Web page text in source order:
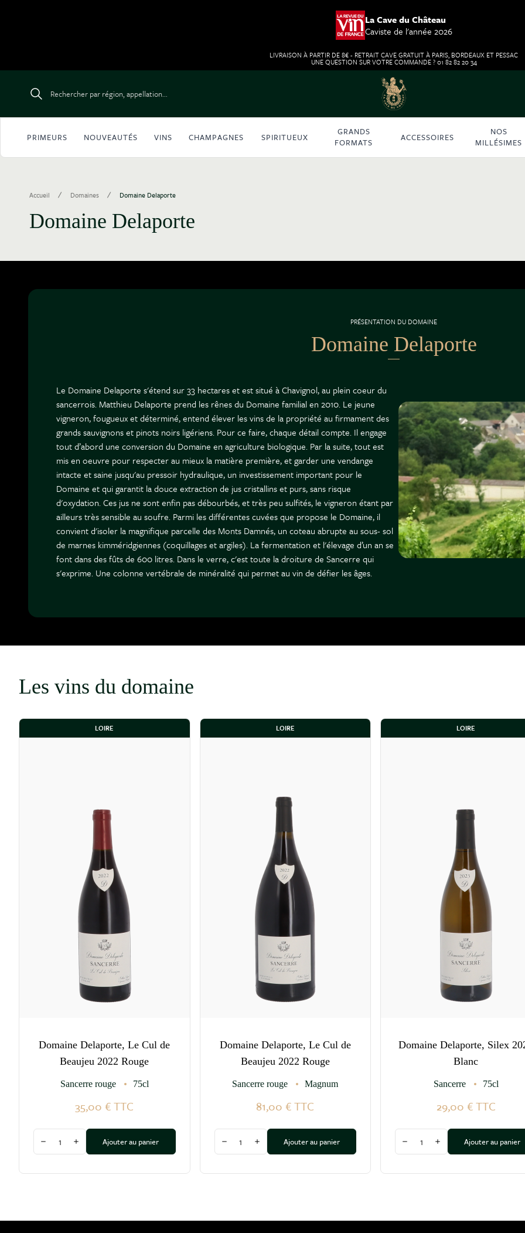
La Cave du Château
Caviste de l'année 2026
LIVRAISON À PARTIR DE 8€ - RETRAIT CAVE GRATUIT À PARIS, BORDEAUX ET PESSAC
UNE QUESTION SUR VOTRE COMMANDE ? 01 82 82 20 34
Rechercher par région, appellation...
PRIMEURS NOUVEAUTÉS VINS CHAMPAGNES SPIRITUEUX
GRANDS
FORMATS
ACCESSOIRES
NOS
MILLÉSIMES
Accueil / Domaines / Domaine Delaporte
Domaine Delaporte
PRÉSENTATION DU DOMAINE
Domaine Delaporte
Le Domaine Delaporte s'étend sur 33 hectares et est situé à Chavignol, au plein coeur du
sancerrois. Matthieu Delaporte prend les rênes du Domaine familial en 2010. Le jeune
vigneron, fougueux et déterminé, entend élever les vins de la propriété au firmament des
grands sauvignons et pinots noirs ligériens. Pour ce faire, chaque détail compte. Il engage
tout d’abord une conversion du Domaine en agriculture biologique. Par la suite, tout est
mis en oeuvre pour respecter au mieux la matière première, et garder une vendange
intacte et saine jusqu'au pressoir hydraulique, un investissement important pour le
Domaine et qui garantit la douce extraction de jus cristallins et purs, sans risque
d'oxydation. Ces jus ne sont enfin pas débourbés, et très peu sulfités, le vigneron étant par
ailleurs très sensible au soufre. Parmi les différentes cuvées que propose le Domaine, il
convient d'isoler la magnifique parcelle des Monts Damnés, un coteau abrupte au sous- sol
de marnes kimméridgiennes (coquillages et argiles). La fermentation et l'élevage d’un an se
font dans des fûts de 600 litres. Dans le verre, c'est toute la droiture de Sancerre qui
s'exprime. Une colonne vertébrale de minéralité qui permet au vin de défier les âges.
Les vins du domaine
LOIRE
Domaine Delaporte, Le Cul de
Beaujeu 2022 Rouge
Sancerre rouge 75cl
35,00 €TTC
Diminuer la quantité
Augmenter la quantité
Ajouter au panier
LOIRE
Domaine Delaporte, Le Cul de
Beaujeu 2022 Rouge
Sancerre rouge Magnum
81,00 €TTC
Diminuer la quantité
Augmenter la quantité
Ajouter au panier
LOIRE
Domaine Delaporte, Silex
Blanc
Sancerre 75cl
29,00 €TTC
Diminuer la quantité
Augmenter la quantité
Ajouter au panier